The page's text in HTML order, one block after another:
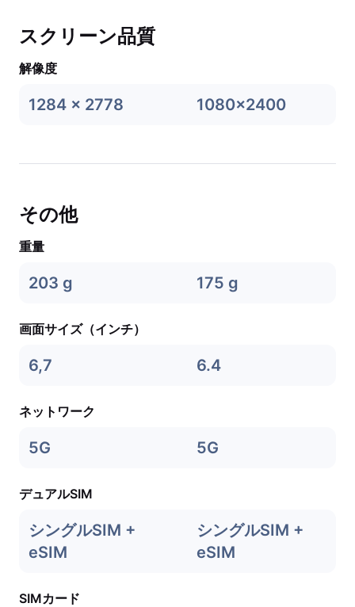
スクリーン品質
解像度
1284 x 2778 1080x2400
その他
重量
203 g 175 g
画面サイズ（インチ）
6,7 6.4
ネットワーク
5G 5G
デュアルSIM
シングルSIM +
eSIM
シングルSIM +
eSIM
SIMカード